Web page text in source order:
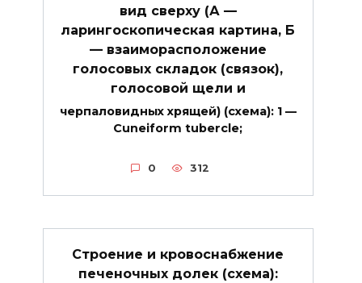
вид сверху (А —
ларингоскопическая картина, Б
— взаиморасположение
голосовых складок (связок),
голосовой щели и
черпаловидных хрящей) (схема): 1 —
Cuneiform tubercle;
0 312
Строение и кровоснабжение
печеночных долек (схема):